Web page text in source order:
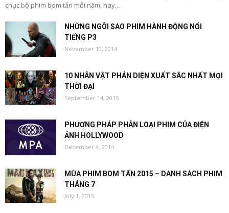
chục bộ phim bom tấn mỗi năm, hay...
NHỮNG NGÔI SAO PHIM HÀNH ĐỘNG NỔI
TIẾNG P3
November 10, 2014
10 NHÂN VẬT PHẢN DIỆN XUẤT SẮC NHẤT MỌI
THỜI ĐẠI
September 14, 2015
PHƯƠNG PHÁP PHÂN LOẠI PHIM CỦA ĐIỆN
ẢNH HOLLYWOOD
December 4, 2014
MÙA PHIM BOM TẤN 2015 – DANH SÁCH PHIM
THÁNG 7
July 1, 2015